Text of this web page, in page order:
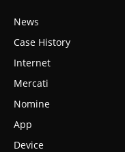
News
Case History
Internet
Mercati
Nomine
App
Device